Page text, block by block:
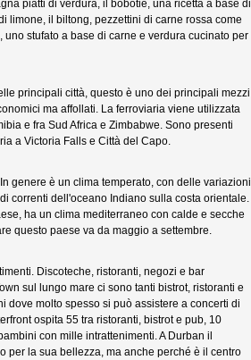
piatti di verdura, il bobotie, una ricetta a base di
limone, il biltong, pezzettini di carne rossa come
stufato a base di carne e verdura cucinato per
principali città, questo è uno dei principali mezzi
ma affollati. La ferroviaria viene utilizzata
e fra Sud Africa e Zimbabwe. Sono presenti
a Victoria Falls e Città del Capo.
genere è un clima temperato, con delle variazioni
correnti dell'oceano Indiano sulla costa orientale.
ha un clima mediterraneo con calde e secche
questo paese va da maggio a settembre.
Discoteche, ristoranti, negozi e bar
sul lungo mare ci sono tanti bistrot, ristoranti e
dove molto spesso si può assistere a concerti di
ospita 55 tra ristoranti, bistrot e pub, 10
con mille intrattenimenti. A Durban il
per la sua bellezza, ma anche perché è il centro